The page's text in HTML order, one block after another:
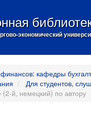
экономический
кафедры
Для студентов,
й, немецкий) по автору